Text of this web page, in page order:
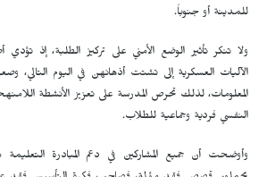
للمدينة أو جنوباً.
ولا تنكر تأثير الوضع الأمني على تركيز الطلبة، إذ
الآليات العسكرية إلى تشتت أذهانهن في اليوم التالي،
المعلومات، لذلك تحرص المدرسة على تعزيز الأنشطة
النفسي فردية وجماعية للطلاب.
وأوضحت أن جميع المشاركين في دعم المبادرة التعليمة